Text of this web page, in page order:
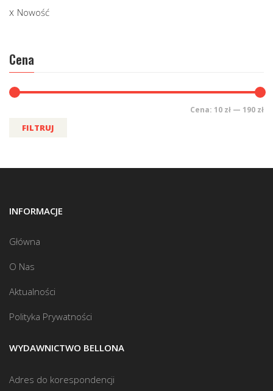
Nowość
Cena
FILTRUJ
Cena: 10 zł — 190 zł
INFORMACJE
Główna
O Nas
Aktualności
Polityka Prywatności
WYDAWNICTWO BELLONA
Adres do korespondencji